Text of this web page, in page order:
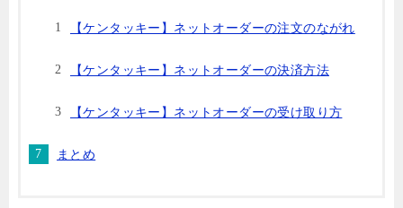
【ケンタッキー】ネットオーダーの注文のながれ
【ケンタッキー】ネットオーダーの決済方法
【ケンタッキー】ネットオーダーの受け取り方
まとめ